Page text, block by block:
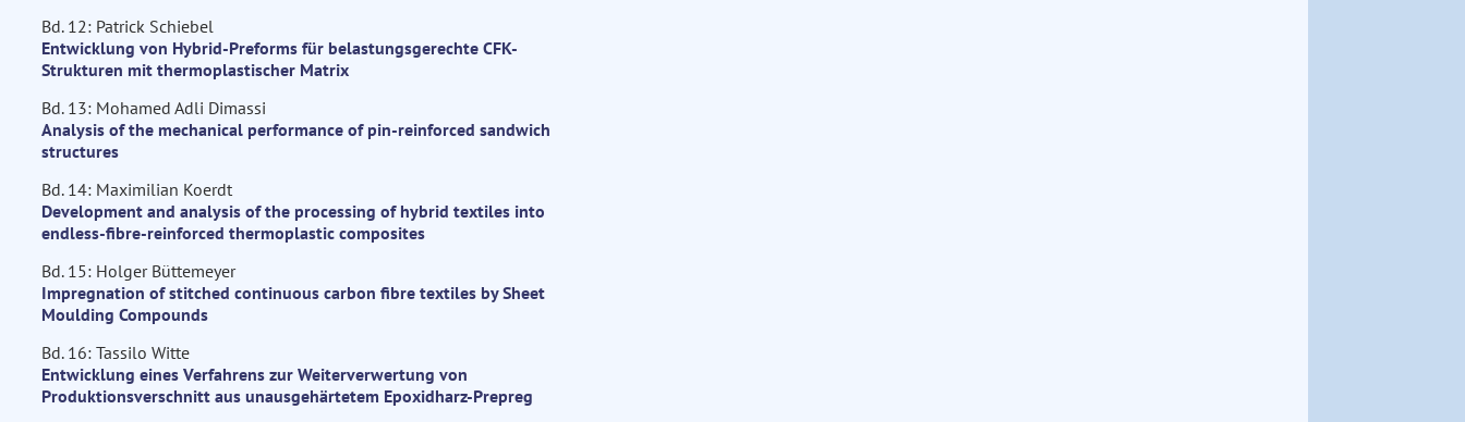
Bd. 12: Patrick Schiebel
Entwicklung von Hybrid-Preforms für belastungsgerechte CFK-
Strukturen mit thermoplastischer Matrix
Bd. 13: Mohamed Adli Dimassi
Analysis of the mechanical performance of pin-reinforced sandwich
structures
Bd. 14: Maximilian Koerdt
Development and analysis of the processing of hybrid textiles into
endless-fibre-reinforced thermoplastic composites
Bd. 15: Holger Büttemeyer
Impregnation of stitched continuous carbon fibre textiles by Sheet
Moulding Compounds
Bd. 16: Tassilo Witte
Entwicklung eines Verfahrens zur Weiterverwertung von
Produktionsverschnitt aus unausgehärtetem Epoxidharz-Prepreg